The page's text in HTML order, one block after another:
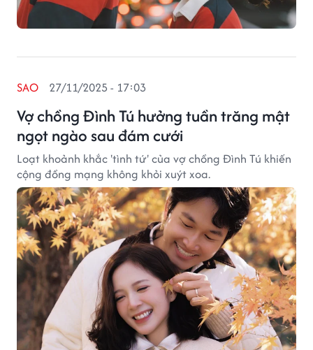
Vợ chồng Đình Tú hưởng tuần trăng mật
ngọt ngào sau đám cưới
SAO 27/11/2025 - 17:03
Loạt khoảnh khắc 'tình tứ' của vợ chồng Đình Tú khiến
cộng đồng mạng không khỏi xuýt xoa.